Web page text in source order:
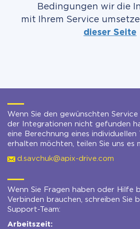
Bedingungen wir die
mit Ihrem Service
dieser Seite
Wenn Sie den gewünschten
der Integrationen nicht gefunden
eine Berechnung eines individuellen
erhalten möchten, teilen Sie uns es
d.savchuk@apix-drive.com
Wenn Sie Fragen haben oder Hilfe
Verbinden brauchen, schreiben Sie
Support-Team:
Arbeitszeit: